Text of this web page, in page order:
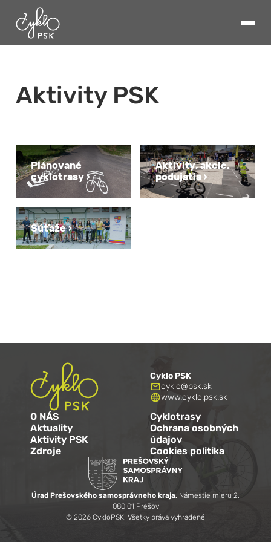
Aktivity PSK
Plánované
cyklotrasy
Aktivity, akcie,
podujatia
Súťaže
Cyklo PSK
cyklo@psk.sk
www.cyklo.psk.sk
O NÁS
Aktuality
Aktivity PSK
Zdroje
Cyklotrasy
Ochrana osobných
údajov
Cookies politika
Úrad Prešovského samosprávneho kraja, Námestie mieru 2,
080 01 Prešov
© 2026 CykloPSK, Všetky práva vyhradené